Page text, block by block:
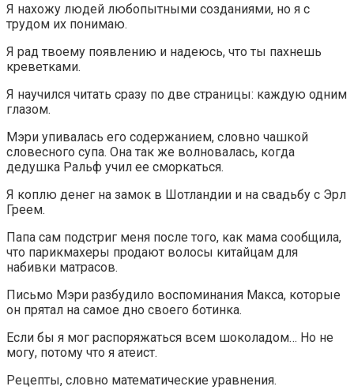
Я нахожу людей любопытными созданиями, но я с
трудом их понимаю.
Я рад твоему появлению и надеюсь, что ты пахнешь
креветками.
Я научился читать сразу по две страницы: каждую одним
глазом.
Мэри упивалась его содержанием, словно чашкой
словесного супа. Она так же волновалась, когда
дедушка Ральф учил ее сморкаться.
Я коплю денег на замок в Шотландии и на свадьбу с Эрл
Греем.
Папа сам подстриг меня после того, как мама сообщила,
что парикмахеры продают волосы китайцам для
набивки матрасов.
Письмо Мэри разбудило воспоминания Макса, которые
он прятал на самое дно своего ботинка.
Если бы я мог распоряжаться всем шоколадом… Но не
могу, потому что я атеист.
Рецепты, словно математические уравнения.